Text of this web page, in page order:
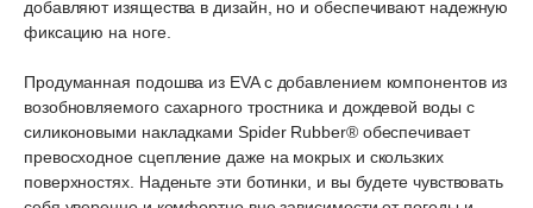
добавляют изящества в дизайн, но и обеспечивают надежную
фиксацию на ноге.
Продуманная подошва из EVA с добавлением компонентов из
возобновляемого сахарного тростника и дождевой воды с
силиконовыми накладками Spider Rubber® обеспечивает
превосходное сцепление даже на мокрых и скользких
поверхностях. Наденьте эти ботинки, и вы будете чувствовать